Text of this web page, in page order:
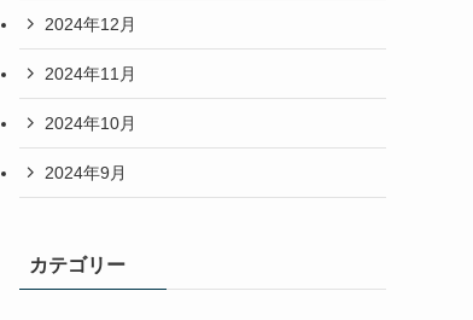
2024年12月
2024年11月
2024年10月
2024年9月
カテゴリー